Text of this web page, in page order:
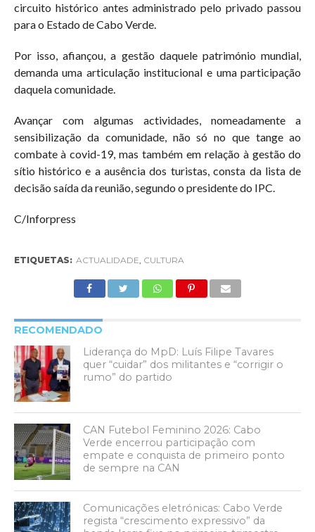
circuito histórico antes administrado pelo privado passou
para o Estado de Cabo Verde.
Por isso, afiançou, a gestão daquele património mundial,
demanda uma articulação institucional e uma participação
daquela comunidade.
Avançar com algumas actividades, nomeadamente a
sensibilização da comunidade, não só no que tange ao
combate à covid-19, mas também em relação à gestão do
sítio histórico e a ausência dos turistas, consta da lista de
decisão saída da reunião, segundo o presidente do IPC.
C/Inforpress
ETIQUETAS: ACTUALIDADE, CULTURA
RECOMENDADO
Liderança do MpD: Luís Filipe Tavares
quer “cuidar” dos militantes e “corrigir o
rumo” do partido
CAN Futebol Feminino 2026: Cabo
Verde encerrou participação com
empate e conquista de primeiro ponto
de sempre na CAN
Comunicações eletrónicas: Cabo Verde
regista “crescimento expressivo” da